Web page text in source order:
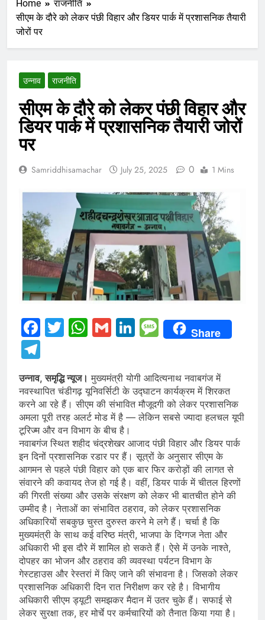
Home
राजनीति
सीएम के दौरे को लेकर पंछी विहार और डियर पार्क में प्रशासनिक तैयारी
जोरों पर
उन्नाव राजनीति
सीएम के दौरे को लेकर पंछी विहार और
डियर पार्क में प्रशासनिक तैयारी जोरों
पर
Samriddhisamachar July 25, 2025 0 1 Mins
Facebook
Twitter
WhatsApp
GmailLinkedIn
Message
Share
उन्नाव, समृद्धि न्यूज। मुख्यमंत्री योगी आदित्यनाथ नवाबगंज में
नवस्थापित चंडीगढ़ यूनिवर्सिटी के उद्घाटन कार्यक्रम में शिरकत
करने आ रहे हैं। सीएम की संभावित मौजूदगी को लेकर प्रशासनिक
अमला पूरी तरह अलर्ट मोड में है — लेकिन सबसे ज्यादा हलचल यूपी
टूरिज्म और वन विभाग के बीच है।
नवाबगंज स्थित शहीद चंद्रशेखर आजाद पंछी विहार और डियर पार्क
इन दिनों प्रशासनिक रडार पर हैं। सूत्रों के अनुसार सीएम के
आगमन से पहले पंछी विहार को एक बार फिर करोड़ों की लागत से
संवारने की कवायद तेज हो गई है। वहीं, डियर पार्क में चीतल हिरणों
की गिरती संख्या और उसके संरक्षण को लेकर भी बातचीत होने की
उम्मीद है। नेताओं का संभावित ठहराव, को लेकर प्रशासनिक
अधिकारियों सबकुछ चुस्त दुरुस्त करने मे लगे हैं। चर्चा है कि
मुख्यमंत्री के साथ कई वरिष्ठ मंत्री, भाजपा के दिग्गज नेता और
अधिकारी भी इस दौरे में शामिल हो सकते हैं। ऐसे में उनके नाश्ते,
दोपहर का भोजन और ठहराव की व्यवस्था पर्यटन विभाग के
गेस्टहाउस और रेस्तरां में किए जाने की संभावना है। जिसको लेकर
प्रशासनिक अधिकारी दिन रात निरीक्षण कर रहे है। विभागीय
अधिकारी सीएम ड्यूटी समझकर मैदान में उतर चुके हैं। सफाई से
लेकर सुरक्षा तक, हर मोर्चे पर कर्मचारियों को तैनात किया गया है।